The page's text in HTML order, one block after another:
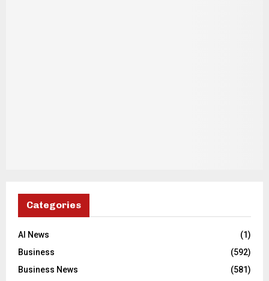
Categories
AI News
(1)
Business
(592)
Business News
(581)